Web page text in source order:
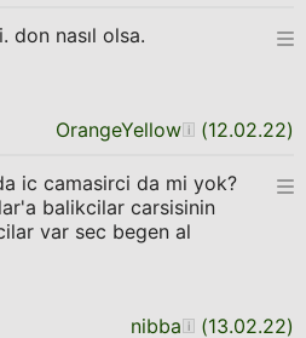
don nasıl olsa.
OrangeYellow (12.02.22)
ic camasirci da mi yok?
balikcilar carsisinin
var sec begen al
nibba (13.02.22)